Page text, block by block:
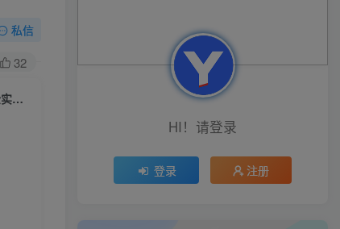
私信
32
（6773期）2023年虚拟资料最新王炸玩法，自动闭环成交，小白可操作，轻松实现月入3…
HI！请登录
登录 注册